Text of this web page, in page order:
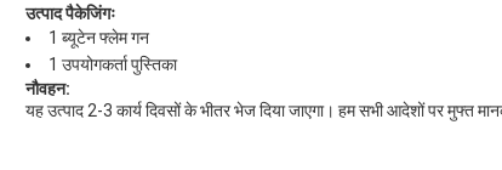
उत्पाद पैकेजिंगः
1 ब्यूटेन फ्लेम गन
1 उपयोगकर्ता पुस्तिका
नौवहन:
यह उत्पाद 2-3 कार्य दिवसों के भीतर भेज दिया जाएगा। हम सभी आदेशों पर मुफ्त